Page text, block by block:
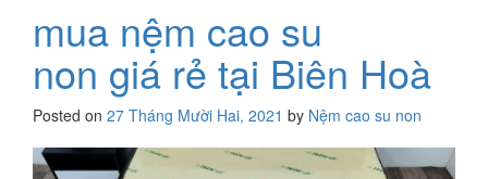
mua nệm cao su
non giá rẻ tại Biên Hoà
Posted on 27 Tháng Mười Hai, 2021 by Nệm cao su non